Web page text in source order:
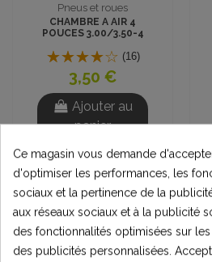
Pneus et roues
CHAMBRE A AIR 4
POUCES 3.00/3.50-4
(16)
3,50 €
Ajouter au
panier
Promo !
Ce magasin vous demande
d'optimiser les performances, les
sociaux et la pertinence de la
aux réseaux sociaux et à la publicité
des fonctionnalités optimisées sur
des publicités personnalisées.